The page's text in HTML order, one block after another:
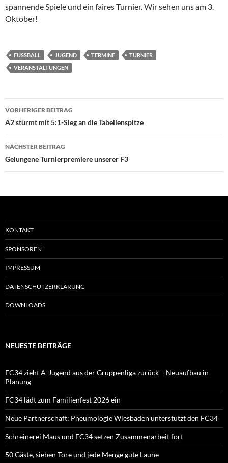
spannende Spiele und ein faires Turnier. Wir sehen uns am 3.
Oktober!
FUSSBALL JUGEND TERMINE
TURNIER
VERANSTALTUNGEN
Beitragsnavigation
VORHERIGER BEITRAG
A2 stürmt mit 5:1-Sieg an die Tabellenspitze
NÄCHSTER BEITRAG
Gelungene Turnierpremiere unserer F3
KONTAKT
SPONSOREN
IMPRESSUM
DATENSCHUTZERKLÄRUNG
DOWNLOADS
NEUESTE BEITRÄGE
FC34 zieht A-Jugend aus der Gruppenliga zurück – Neuaufbau in
Planung
FC34 lädt zum Familienfest 2026 ein
Neue Partnerschaft: Pneumologie Wiesbaden unterstützt den FC34
Schreinerei Maus und FC34 setzen Zusammenarbeit fort
50 Gäste, sieben Tore und jede Menge gute Laune